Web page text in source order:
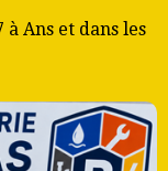
Ans et dans les